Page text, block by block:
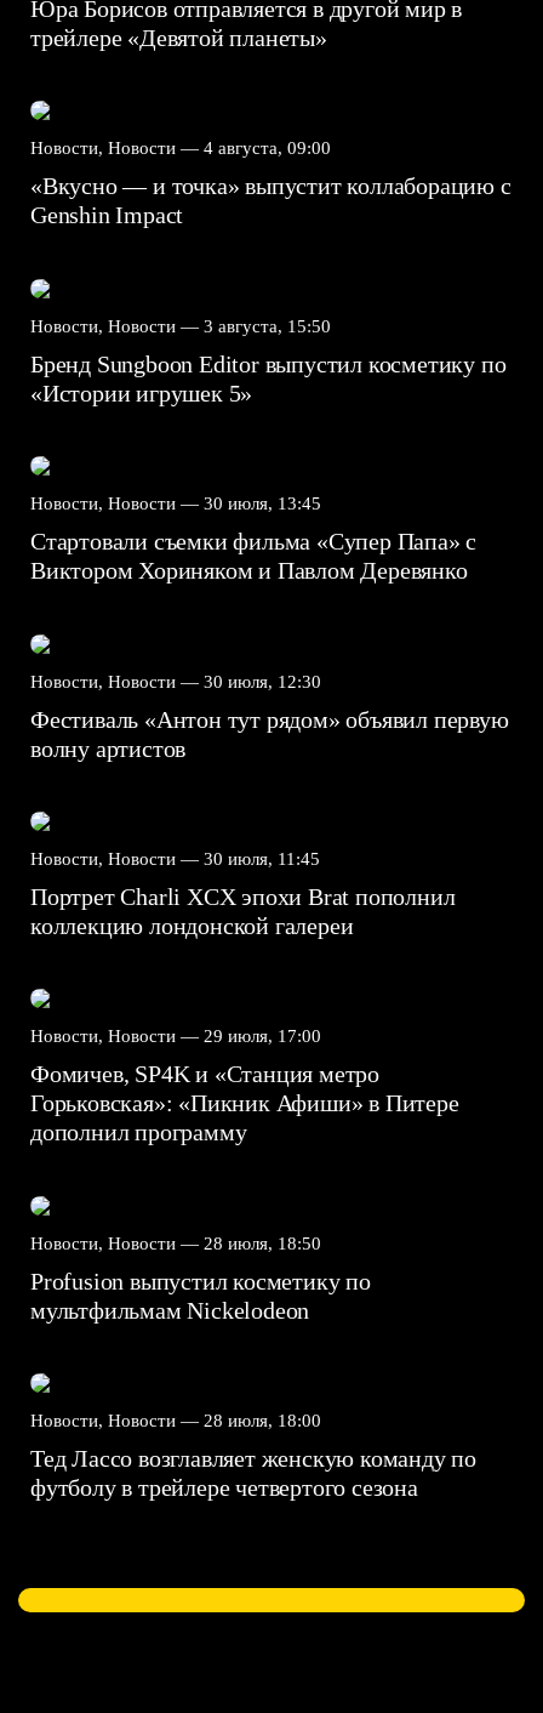
Юра Борисов отправляется в другой мир в
трейлере «Девятой планеты»
Новости, Новости — 4 августа, 09:00
«Вкусно — и точка» выпустит коллаборацию с
Genshin Impact⁠⁠
Новости, Новости — 3 августа, 15:50
Бренд Sungboon Editor выпустил косметику по
«Истории игрушек 5»
Новости, Новости — 30 июля, 13:45
Стартовали съемки фильма «Супер Папа» с
Виктором Хориняком и Павлом Деревянко
Новости, Новости — 30 июля, 12:30
Фестиваль «Антон тут рядом» объявил первую
волну артистов
Новости, Новости — 30 июля, 11:45
Портрет Charli XCX эпохи Brat пополнил
коллекцию лондонской галереи
Новости, Новости — 29 июля, 17:00
Фомичев, SP4K и «Станция метро
Горьковская»: «Пикник Афиши» в Питере
дополнил программу
Новости, Новости — 28 июля, 18:50
Profusion выпустил косметику по
мультфильмам Nickelodeon
Новости, Новости — 28 июля, 18:00
Тед Лассо возглавляет женскую команду по
футболу в трейлере четвертого сезона